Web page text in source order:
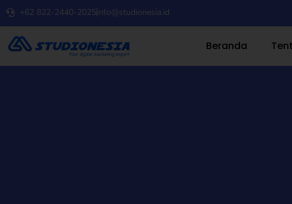
+62 822-2440-2025info@studionesia.id
Beranda